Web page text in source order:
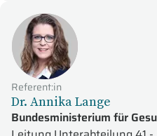
Referent:in
Dr. Annika Lange
Bundesministerium für